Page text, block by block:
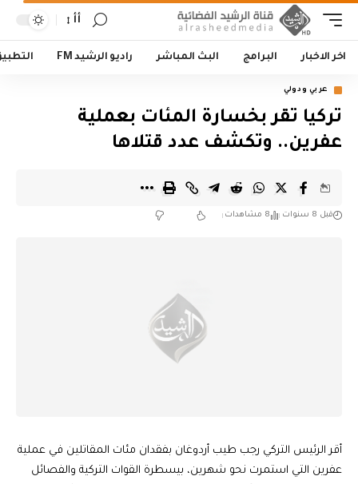
أأ
اخر الاخبار البرامج البث المباشر راديو الرشيد FM
عربي ودولي
تركيا تقر بخسارة المئات بعملية
عفرين.. وتكشف عدد قتلاها
قبل 8 سنوات 8 مشاهدات
أقر الرئيس التركي رجب طيب أردوغان بفقدان مئات المقاتلين في عملية
عفرين التي استمرت نحو شهرين، بيسطرة القوات التركية والفصائل